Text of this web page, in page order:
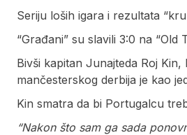
Seriju loših igara i rezultata
“Građani” su slavili 3:0 na
Bivši kapitan Junajteda Roj
mančesterskog derbija je kao
Kin smatra da bi Portugalcu
“Nakon što sam ga sada